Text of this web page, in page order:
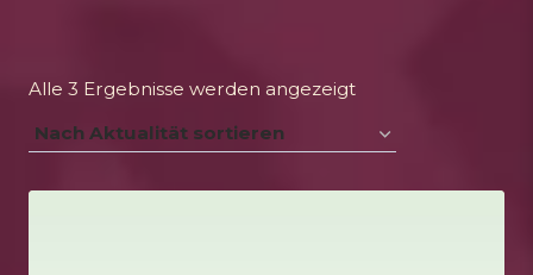
Alle 3 Ergebnisse werden angezeigtNach
sortiert